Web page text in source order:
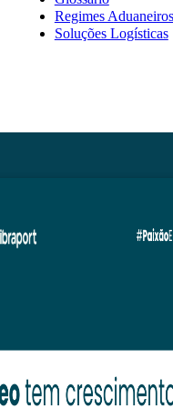
Regimes Aduaneiros
Soluções Logísticas